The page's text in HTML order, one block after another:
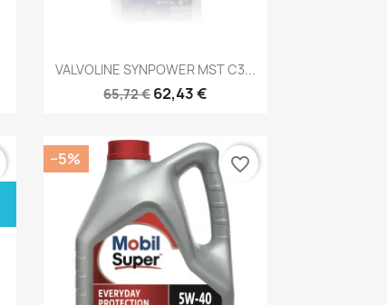
Kiirvaade
VALVOLINE SYNPOWER MST C3...
65,72 €62,43 €
−5% favorite_border